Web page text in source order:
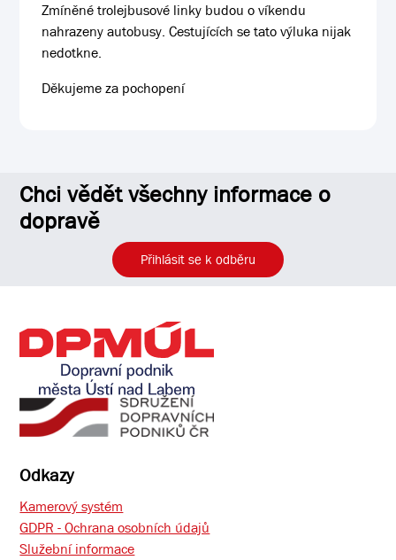
Zmíněné trolejbusové linky budou o víkendu
nahrazeny autobusy. Cestujících se tato výluka nijak
nedotkne.
Děkujeme za pochopení
Chci vědět všechny informace o
dopravě
Přihlásit se k odběru
Odkazy
Kamerový systém
GDPR - Ochrana osobních údajů
Služební informace